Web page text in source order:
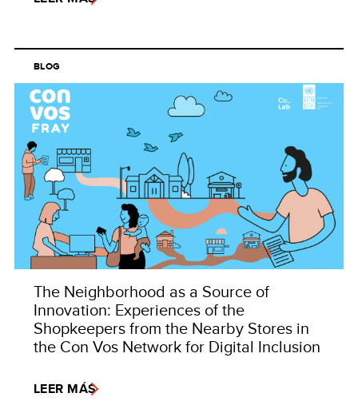
BLOG
The Neighborhood as a Source of
Innovation: Experiences of the
Shopkeepers from the Nearby Stores in
the Con Vos Network for Digital Inclusion
LEER MÁS